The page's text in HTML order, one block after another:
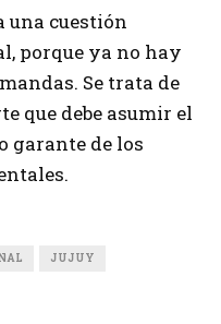
una cuestión
porque ya no hay
Se trata de
que debe asumir el
garante de los
JUJUY